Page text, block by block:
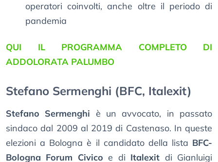
operatori coinvolti, anche oltre il periodo di
pandemia
QUI IL PROGRAMMA COMPLETO DI
ADDOLORATA PALUMBO
Stefano Sermenghi (BFC, Italexit)
Stefano Sermenghi è un avvocato, in passato
sindaco dal 2009 al 2019 di Castenaso. In queste
elezioni a Bologna è il candidato della lista BFC-
Bologna Forum Civico e di Italexit di Gianluigi